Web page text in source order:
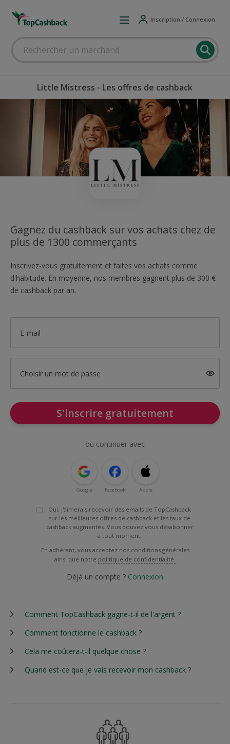
Inscription / Connexion
Little Mistress - Les offres de cashback
Gagnez du cashback sur vos achats chez de
plus de 1300 commerçants
Inscrivez-vous gratuitement et faites vos achats comme
d'habitude. En moyenne, nos membres gagnent plus de 300 €
de cashback par an.
E-mail
Choisir un mot de passe
S'inscrire gratuitement
ou continuer avec
Google Facebook Apple
Oui, j'aimerais recevoir des emails de TopCashback
sur les meilleures offres de cashback et les taux de
cashback augmentés. Vous pouvez vous désabonner
à tout moment.
En adhérant, vous acceptez nos conditions générales
ainsi que notre politique de confidentialité.
Déjà un compte ? Connexion
Comment TopCashback gagne-t-il de l'argent ?
Comment fonctionne le cashback ?
Cela me coûtera-t-il quelque chose ?
Quand est-ce que je vais recevoir mon cashback ?